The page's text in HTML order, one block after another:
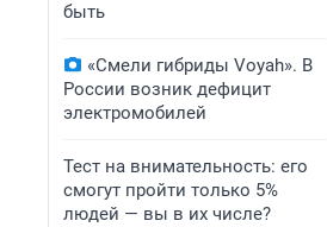
быть
«Смели гибриды Voyah». В
России возник дефицит
электромобилей
Тест на внимательность: его
смогут пройти только 5%
людей — вы в их числе?